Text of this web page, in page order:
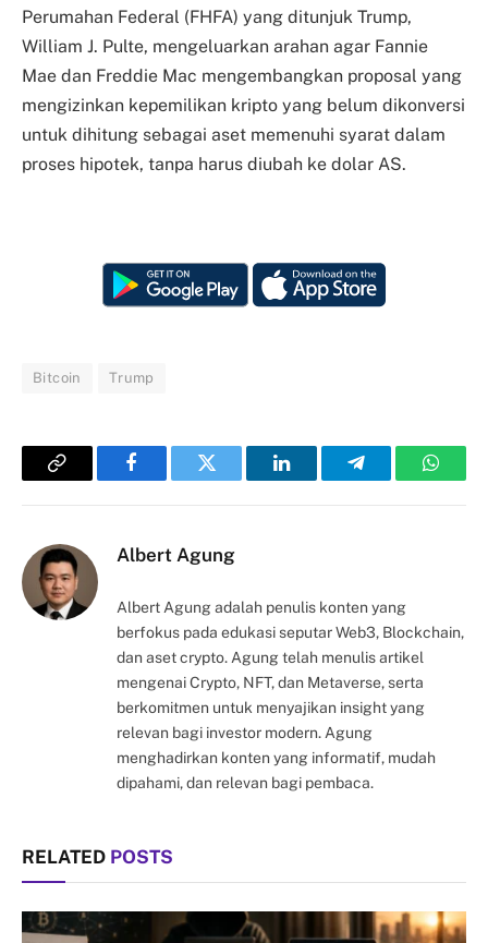
Perumahan Federal (FHFA) yang ditunjuk Trump,
William J. Pulte, mengeluarkan arahan agar Fannie
Mae dan Freddie Mac mengembangkan proposal yang
mengizinkan kepemilikan kripto yang belum dikonversi
untuk dihitung sebagai aset memenuhi syarat dalam
proses hipotek, tanpa harus diubah ke dolar AS.
Bitcoin Trump
Copy
FacebookTwitter LinkedInTelegram
Albert Agung
Albert Agung adalah penulis konten yang
berfokus pada edukasi seputar Web3, Blockchain,
dan aset crypto. Agung telah menulis artikel
mengenai Crypto, NFT, dan Metaverse, serta
berkomitmen untuk menyajikan insight yang
relevan bagi investor modern. Agung
menghadirkan konten yang informatif, mudah
dipahami, dan relevan bagi pembaca.
RELATED POSTS